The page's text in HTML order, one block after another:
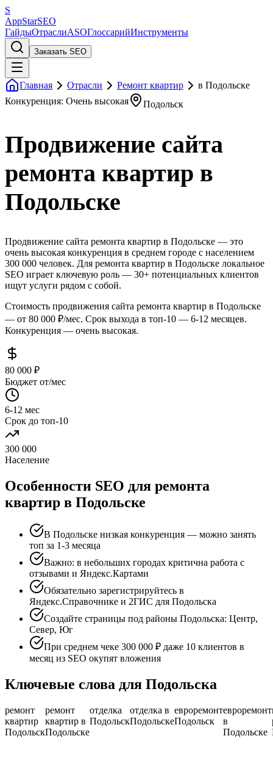
S
AppStarSEO
ГайдыОтраслиASOГлоссарийИнструменты
Заказать SEO
Главная Отрасли Ремонт квартир
в Подольске
Конкуренция: Очень высокая
Подольск
Продвижение сайта
ремонта квартир в
Подольске
Продвижение сайта ремонта квартир в Подольске — это
очень высокая конкуренция в среднем городе с населением
300 000 человек. Для ремонта квартир в Подольске локальное
SEO играет ключевую роль — 30+ потенциальных клиентов
ищут услуги рядом с собой.
Стоимость продвижения сайта ремонта квартир в Подольске
— от 80 000 ₽/мес. Срок выхода в топ-10 — 6-12 месяцев.
Конкуренция — очень высокая.
80 000 ₽
Бюджет от/мес
6-12 мес
Срок до топ-10
300 000
Население
Особенности SEO для ремонта
квартир в Подольске
В Подольске низкая конкуренция — можно занять
топ за 1-3 месяца
Важно: в небольших городах критична работа с
отзывами и Яндекс.Картами
Обязательно зарегистрируйтесь в
Яндекс.Справочнике и 2ГИС для Подольска
Создайте страницы под районы Подольска: Центр,
Север, Юг
При среднем чеке 300 000 ₽ даже 10 клиентов в
месяц из SEO окупят вложения
Ключевые слова для Подольска
ремонт
квартир
Подольск
ремонт
квартир в
Подольске
отделка
Подольск
отделка в
Подольске
евроремонт
Подольск
евроремонт
в
Подольске